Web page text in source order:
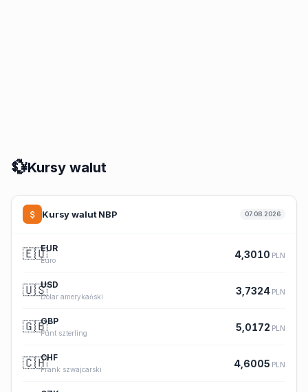
💱Kursy walut
Kursy walut NBP 07.08.2026
🇪🇺EUR
Euro
4,3010 PLN
🇺🇸USD
Dolar amerykański
3,7324 PLN
🇬🇧GBP
Funt szterling
5,0172 PLN
🇨🇭CHF
Frank szwajcarski
4,6005 PLN